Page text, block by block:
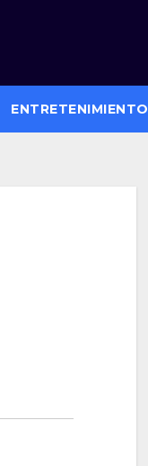
ENTRETENIMIENTO